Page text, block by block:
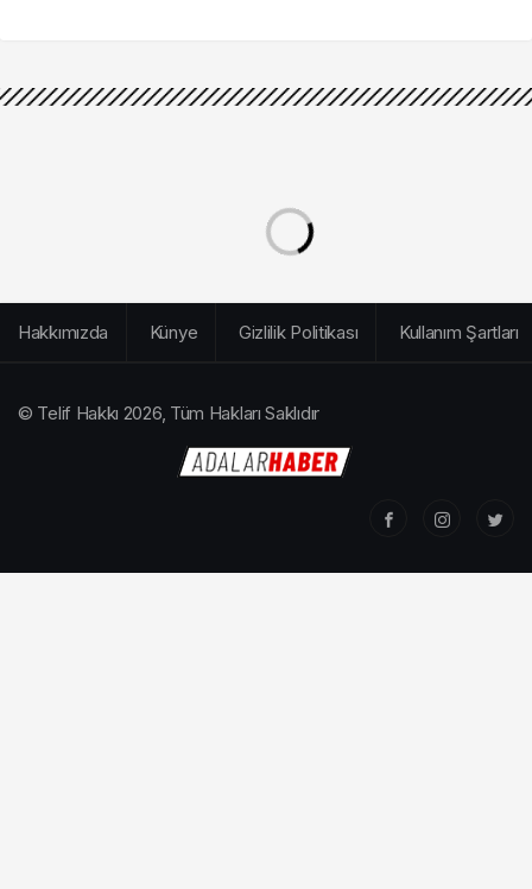
Hakkımızda Künye Gizlilik Politikası Kullanım Şartları
© Telif Hakkı 2026, Tüm Hakları Saklıdır